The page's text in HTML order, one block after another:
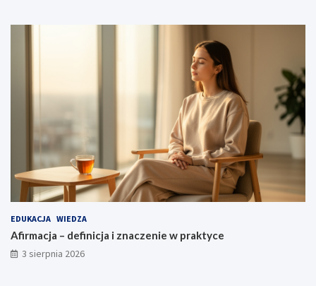
EDUKACJA WIEDZA
Afirmacja – definicja i znaczenie w praktyce
3 sierpnia 2026